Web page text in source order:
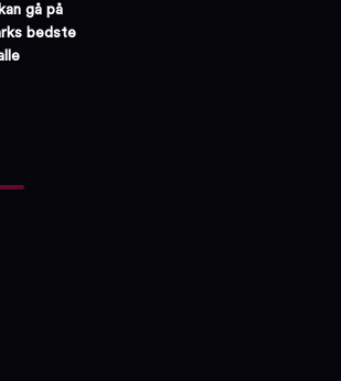
gå på
bedste